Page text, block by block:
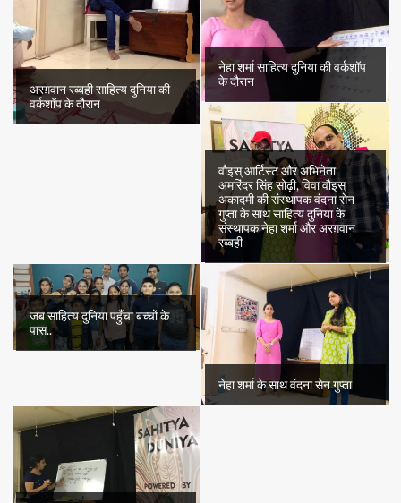
अरग़वान रब्बही साहित्य दुनिया की
वर्कशॉप के दौरान
नेहा शर्मा साहित्य दुनिया की वर्कशॉप
के दौरान
वौइस् आर्टिस्ट और अभिनेता
अमरिंदर सिंह सोढ़ी, विवा वौइस्
अकादमी की संस्थापक वंदना सेन
गुप्ता के साथ साहित्य दुनिया के
संस्थापक नेहा शर्मा और अरग़वान
रब्बही
जब साहित्य दुनिया पहुँचा बच्चों के
पास..
नेहा शर्मा के साथ वंदना सेन गुप्ता